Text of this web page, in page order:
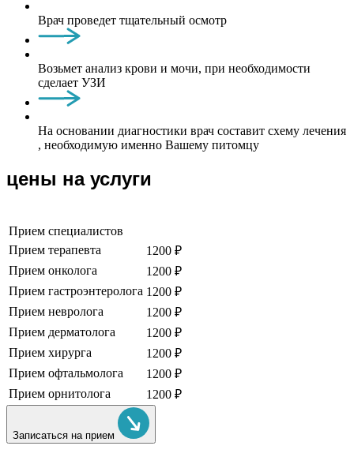
Врач проведет тщательный осмотр
Возьмет анализ крови и мочи, при необходимости
сделает УЗИ
На основании диагностики врач составит схему лечения
, необходимую именно Вашему питомцу
цены на услуги
Прием специалистов
Прием терапевта
1200 ₽
Прием онколога
1200 ₽
Прием гастроэнтеролога 1200 ₽
Прием невролога
1200 ₽
Прием дерматолога
1200 ₽
Прием хирурга
1200 ₽
Прием офтальмолога
1200 ₽
Прием орнитолога
1200 ₽
Записаться на прием